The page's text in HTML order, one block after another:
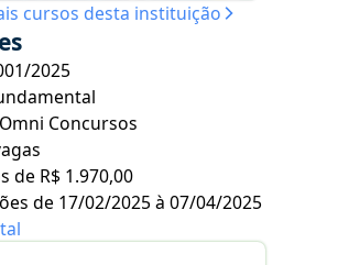
cursos desta instituição
2025
Concursos
de R$ 1.970,00
de 17/02/2025 à 07/04/2025